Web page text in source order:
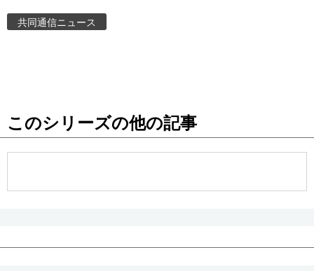
People
公式SNS
共同通信ニュース
このシリーズの他の記事